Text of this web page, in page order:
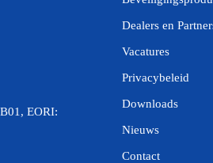
EORI:
Dealers en
Vacatures
Privacybeleid
Downloads
Nieuws
Contact